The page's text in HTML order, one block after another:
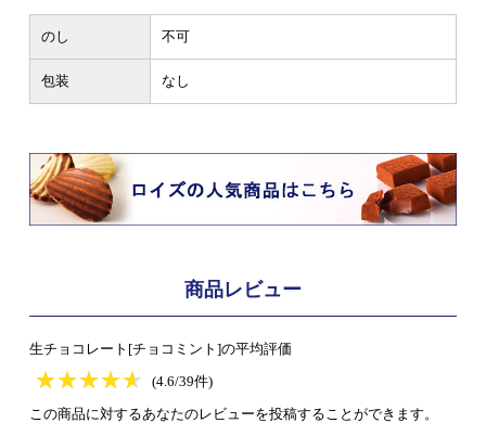
のし 不可
包装 なし
商品レビュー
生チョコレート[チョコミント]の平均評価
★★★★★
★★★★★
(4.6/39件)
この商品に対するあなたのレビューを投稿することができます。